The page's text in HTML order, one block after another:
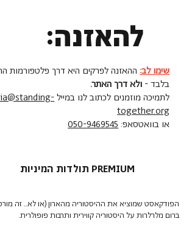
להאזנה:
שימו לב: ההאזנה לפרקים היא דרך פלטפורמות
בלבד - ולא דרך האתר.
לתמיכה מוזמנים לכתוב לנו במייל
together.org
או בוואטסאפ: 050-9469545
תולדות המיניות PREMIUM
הפודקאסט שמוציא את ההיסטוריה מהארון (או לא... זה
ברום מלרלרות על היסטוריה קווירית ותרבות פופולרית.